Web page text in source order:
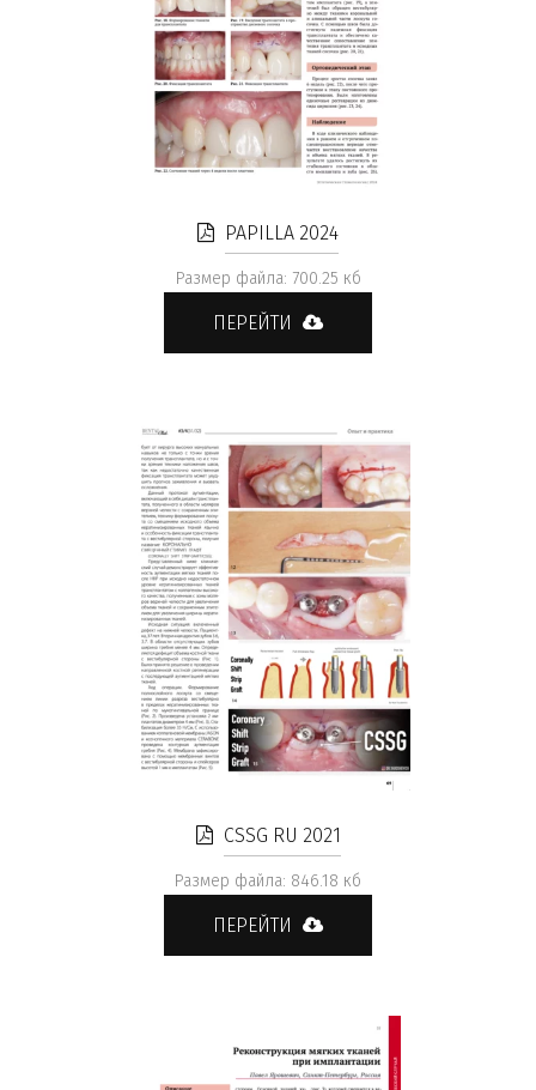
PAPILLA 2024
Размер файла: 700.25 кб
ПЕРЕЙТИ
CSSG RU 2021
Размер файла: 846.18 кб
ПЕРЕЙТИ